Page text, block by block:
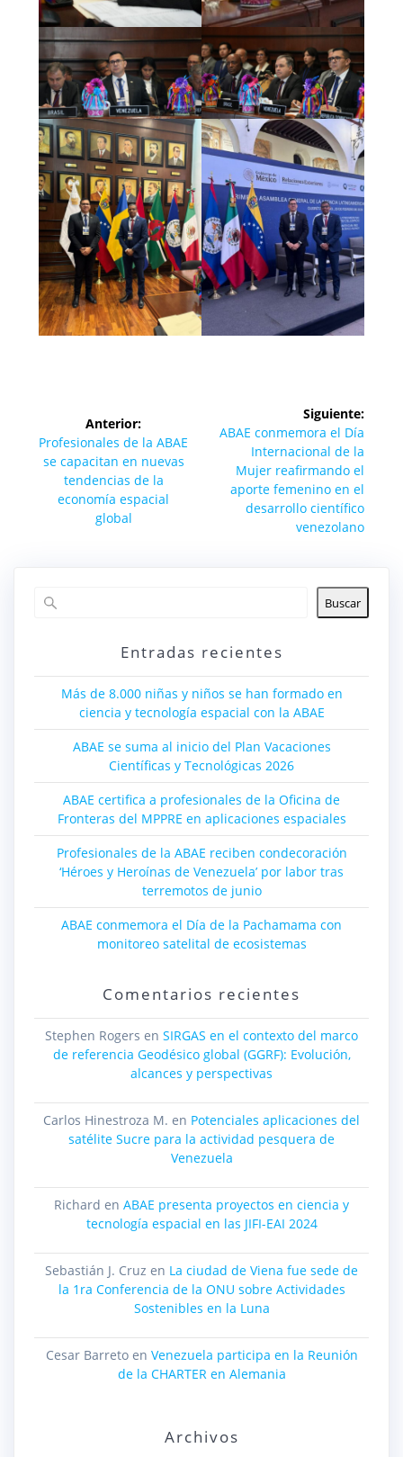
de
entradas
Anterior:
Entrada
anterior:
Profesionales de la ABAE
se capacitan en nuevas
tendencias de la
economía espacial
global
Siguiente:
Siguiente
entrada:
ABAE conmemora el Día
Internacional de la
Mujer reafirmando el
aporte femenino en el
desarrollo científico
venezolano
Buscar
Entradas recientes
Más de 8.000 niñas y niños se han formado en
ciencia y tecnología espacial con la ABAE
ABAE se suma al inicio del Plan Vacaciones
Científicas y Tecnológicas 2026
ABAE certifica a profesionales de la Oficina de
Fronteras del MPPRE en aplicaciones espaciales
Profesionales de la ABAE reciben condecoración
‘Héroes y Heroínas de Venezuela’ por labor tras
terremotos de junio
ABAE conmemora el Día de la Pachamama con
monitoreo satelital de ecosistemas
Comentarios recientes
Stephen Rogers en SIRGAS en el contexto del marco
de referencia Geodésico global (GGRF): Evolución,
alcances y perspectivas
Carlos Hinestroza M. en Potenciales aplicaciones del
satélite Sucre para la actividad pesquera de
Venezuela
Richard en ABAE presenta proyectos en ciencia y
tecnología espacial en las JIFI-EAI 2024
Sebastián J. Cruz en La ciudad de Viena fue sede de
la 1ra Conferencia de la ONU sobre Actividades
Sostenibles en la Luna
Cesar Barretoen Venezuela participa en la Reunión
de la CHARTER en Alemania
Archivos